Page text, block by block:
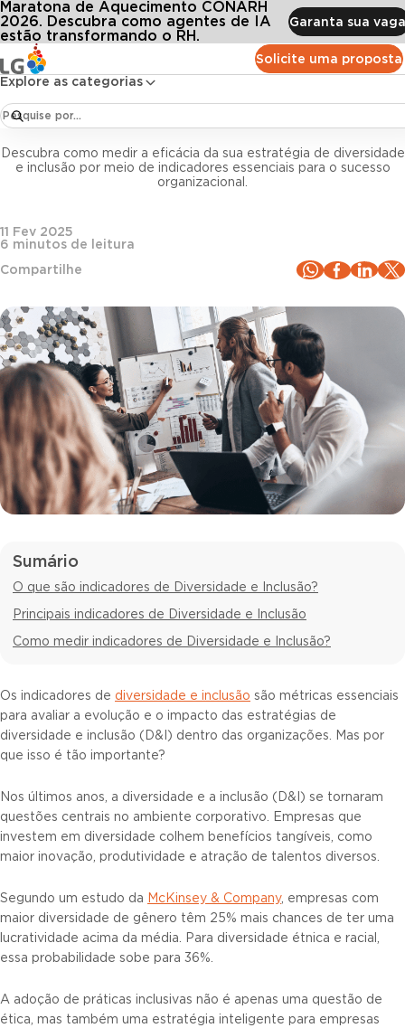
Solicite uma proposta
Explore as categorias
Maratona de Aquecimento CONARH
2026. Descubra como agentes de IA
estão transformando o RH.
Garanta sua
Conteúdos Blog LG Todos os artigos
de diversidade e inclusão: como avaliar o impacto da estratégia na sua
Gestão de pessoas
Indicadores de diversidade e inclusão: como
avaliar o impacto da estratégia na sua empresa
Descubra como medir a eficácia da sua estratégia de diversidade
e inclusão por meio de indicadores essenciais para o sucesso
organizacional.
11 Fev 2025
6 minutos de leitura
Compartilhe
Sumário
O que são indicadores de Diversidade e Inclusão?
Principais indicadores de Diversidade e Inclusão
Como medir indicadores de Diversidade e Inclusão?
Os indicadores de diversidade e inclusão são métricas essenciais
para avaliar a evolução e o impacto das estratégias de
diversidade e inclusão (D&I) dentro das organizações. Mas por
que isso é tão importante?
Nos últimos anos, a diversidade e a inclusão (D&I) se tornaram
questões centrais no ambiente corporativo. Empresas que
investem em diversidade colhem benefícios tangíveis, como
maior inovação, produtividade e atração de talentos diversos.
Segundo um estudo da McKinsey & Company, empresas com
maior diversidade de gênero têm 25% mais chances de ter uma
lucratividade acima da média. Para diversidade étnica e racial,
essa probabilidade sobe para 36%.
A adoção de práticas inclusivas não é apenas uma questão de
ética, mas também uma estratégia inteligente para empresas